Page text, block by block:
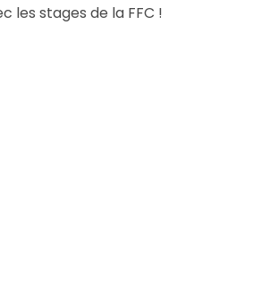
les stages de la FFC !